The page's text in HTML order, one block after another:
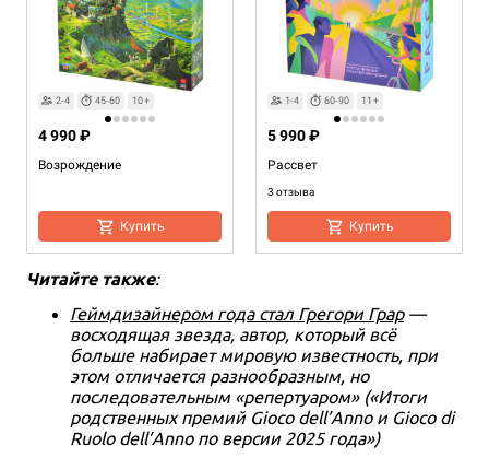
2-4 45-60 10+
Возрождение
4 990 ₽
Купить
1-4 60-90 11+
Рассвет
3 отзыва
5 990 ₽
Купить
Читайте также:
Геймдизайнером года стал Грегори Грар—
восходящая звезда, автор, который всё
больше набирает мировую известность, при
этом отличается разнообразным, но
последовательным «репертуаром» («Итоги
родственных премий Gioco dell’Anno и Gioco di
Ruolo dell’Anno по версии 2025 года»)